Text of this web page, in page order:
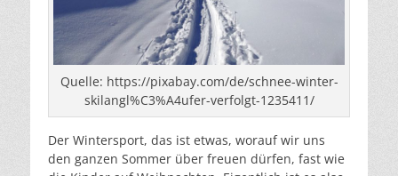
Quelle: https://pixabay.com/de/schnee-winter-
skilangl%C3%A4ufer-verfolgt-1235411/
Der Wintersport, das ist etwas, worauf wir uns
den ganzen Sommer über freuen dürfen, fast wie